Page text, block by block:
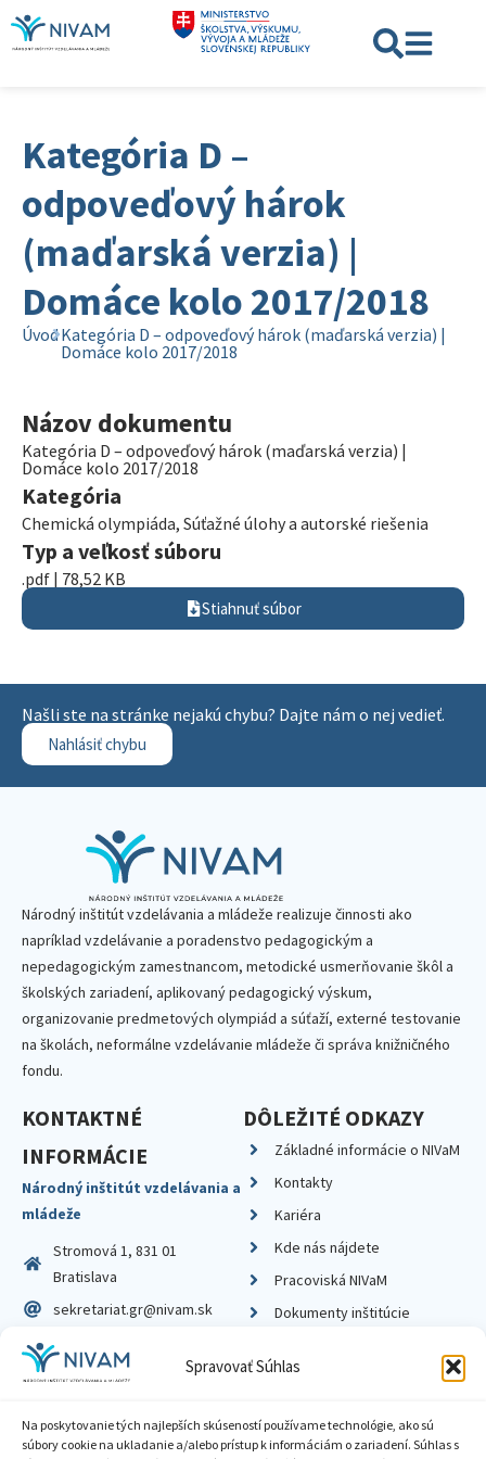
Spravovať Súhlas
Na poskytovanie tých najlepších skúseností používame technológie, ako sú
súbory cookie na ukladanie a/alebo prístup k informáciám o zariadení. Súhlas s
Kategória D –
odpoveďový hárok
(maďarská verzia) |
Domáce kolo 2017/2018
ÚvodKategória D – odpoveďový hárok (maďarská verzia) |
Domáce kolo 2017/2018
Názov dokumentu
Kategória D – odpoveďový hárok (maďarská verzia) |
Domáce kolo 2017/2018
Kategória
Chemická olympiáda, Súťažné úlohy a autorské riešenia
Typ a veľkosť súboru
.pdf | 78,52 KB
Stiahnuť súbor
Našli ste na stránke nejakú chybu? Dajte nám o nej vedieť.
Nahlásiť chybu
Národný inštitút vzdelávania a mládeže realizuje činnosti ako
napríklad vzdelávanie a poradenstvo pedagogickým a
nepedagogickým zamestnancom, metodické usmerňovanie škôl a
školských zariadení, aplikovaný pedagogický výskum,
organizovanie predmetových olympiád a súťaží, externé testovanie
na školách, neformálne vzdelávanie mládeže či správa knižničného
fondu.
KONTAKTNÉ
INFORMÁCIE
Národný inštitút vzdelávania a
mládeže
Stromová 1, 831 01
Bratislava
sekretariat.gr@nivam.sk
IČO: 00164348
DIČ: 2020798714
DÔLEŽITÉ ODKAZY
Základné informácie o NIVaM
Kontakty
Kariéra
Kde nás nájdete
Pracoviská NIVaM
Dokumenty inštitúcie